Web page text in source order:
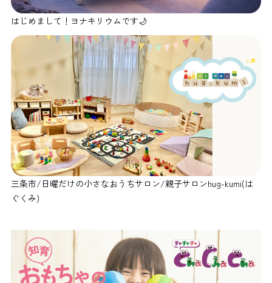
はじめまして！ヨナキリウムです🌙
三条市/日曜だけの小さなおうちサロン/親子サロンhug-kumi(は
ぐくみ)